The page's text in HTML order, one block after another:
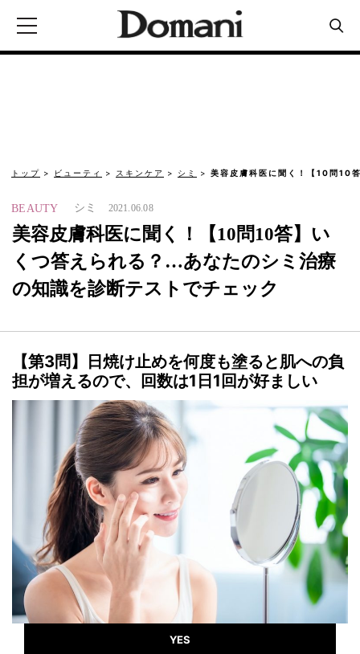
トップ ビューティ スキンケア シミ 美容皮膚科医に聞く！【10問10
BEAUTY シミ 2021.06.08
美容皮膚科医に聞く！【10問10答】い
くつ答えられる？…あなたのシミ治療
の知識を診断テストでチェック
【第3問】日焼け止めを何度も塗ると肌への負
担が増えるので、回数は1日1回が好ましい
YES